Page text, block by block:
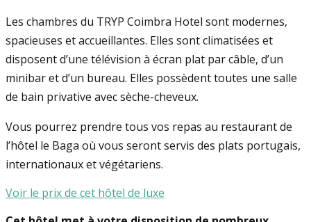
Les chambres du TRYP Coimbra Hotel sont modernes,
spacieuses et accueillantes. Elles sont climatisées et
disposent d’une télévision à écran plat par câble, d’un
minibar et d’un bureau. Elles possèdent toutes une salle
de bain privative avec sèche-cheveux.
Vous pourrez prendre tous vos repas au restaurant de
l’hôtel le Baga où vous seront servis des plats portugais,
internationaux et végétariens.
Voir le prix de cet hôtel de luxe